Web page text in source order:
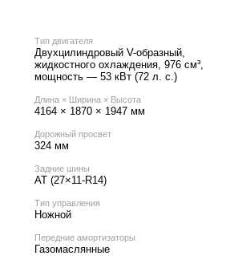
Тип двигателя
Двухцилиндровый V-образный,
жидкостного охлаждения, 976 см³,
мощность — 53 кВт (72 л. с.)
Длина × Ширина × Высота
4164 × 1870 × 1947 мм
Дорожный просвет
324 мм
Задние шины
AT (27×11-R14)
Тип управления
Ножной
Передние амортизаторы
Газомаслянные